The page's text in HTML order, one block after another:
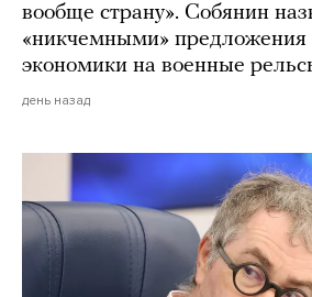
вообще страну». Собянин
«никчемными» предложения
экономики на военные
день назад